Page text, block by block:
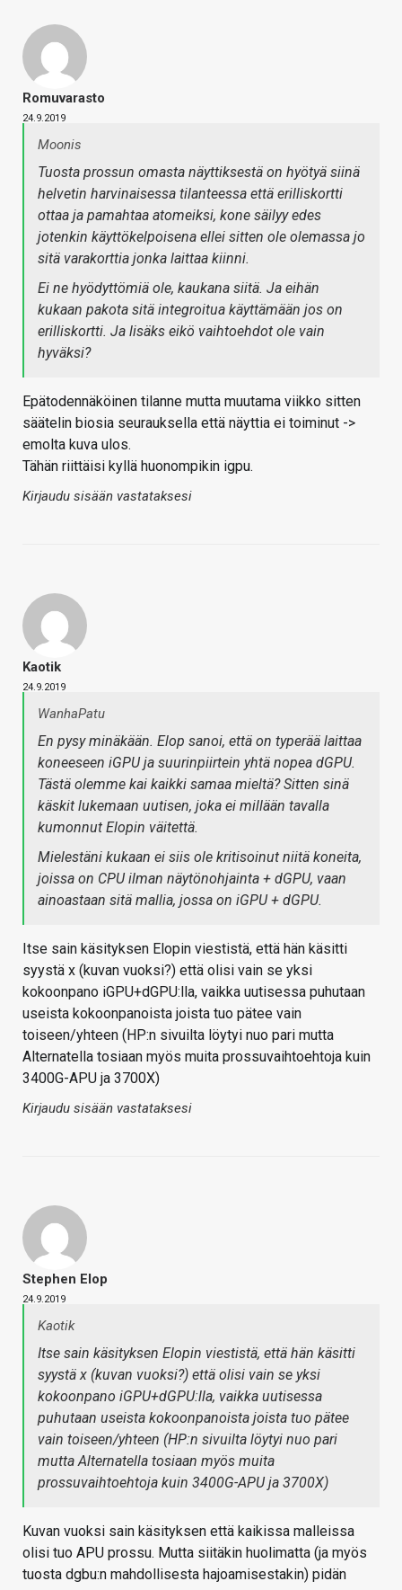
Romuvarasto
24.9.2019
Moonis
Tuosta prossun omasta näyttiksestä on hyötyä siinä
helvetin harvinaisessa tilanteessa että erilliskortti
ottaa ja pamahtaa atomeiksi, kone säilyy edes
jotenkin käyttökelpoisena ellei sitten ole olemassa jo
sitä varakorttia jonka laittaa kiinni.
Ei ne hyödyttömiä ole, kaukana siitä. Ja eihän
kukaan pakota sitä integroitua käyttämään jos on
erilliskortti. Ja lisäks eikö vaihtoehdot ole vain
hyväksi?
Epätodennäköinen tilanne mutta muutama viikko sitten
säätelin biosia seurauksella että näyttia ei toiminut ->
emolta kuva ulos.
Tähän riittäisi kyllä huonompikin igpu.
Kirjaudu sisään vastataksesi
Kaotik
24.9.2019
WanhaPatu
En pysy minäkään. Elop sanoi, että on typerää laittaa
koneeseen iGPU ja suurinpiirtein yhtä nopea dGPU.
Tästä olemme kai kaikki samaa mieltä? Sitten sinä
käskit lukemaan uutisen, joka ei millään tavalla
kumonnut Elopin väitettä.
Mielestäni kukaan ei siis ole kritisoinut niitä koneita,
joissa on CPU ilman näytönohjainta + dGPU, vaan
ainoastaan sitä mallia, jossa on iGPU + dGPU.
Itse sain käsityksen Elopin viestistä, että hän käsitti
syystä x (kuvan vuoksi?) että olisi vain se yksi
kokoonpano iGPU+dGPU:lla, vaikka uutisessa puhutaan
useista kokoonpanoista joista tuo pätee vain
toiseen/yhteen (HP:n sivuilta löytyi nuo pari mutta
Alternatella tosiaan myös muita prossuvaihtoehtoja kuin
3400G-APU ja 3700X)
Kirjaudu sisään vastataksesi
Stephen Elop
24.9.2019
Kaotik
Itse sain käsityksen Elopin viestistä, että hän käsitti
syystä x (kuvan vuoksi?) että olisi vain se yksi
kokoonpano iGPU+dGPU:lla, vaikka uutisessa
puhutaan useista kokoonpanoista joista tuo pätee
vain toiseen/yhteen (HP:n sivuilta löytyi nuo pari
mutta Alternatella tosiaan myös muita
prossuvaihtoehtoja kuin 3400G-APU ja 3700X)
Kuvan vuoksi sain käsityksen että kaikissa malleissa
olisi tuo APU prossu. Mutta siitäkin huolimatta (ja myös
tuosta dgbu:n mahdollisesta hajoamisestakin) pidän